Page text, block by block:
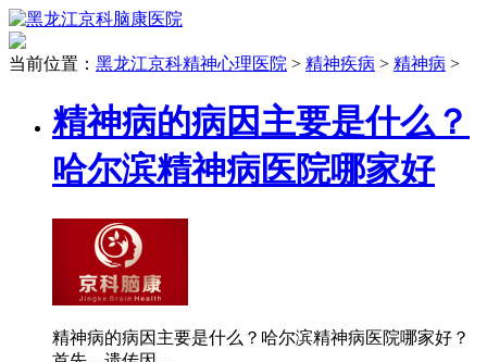
当前位置： 黑龙江京科精神心理医院 > 精神疾病 > 精神病 >
精神病的病因主要是什么？
哈尔滨精神病医院哪家好
精神病的病因主要是什么？哈尔滨精神病医院哪家好？